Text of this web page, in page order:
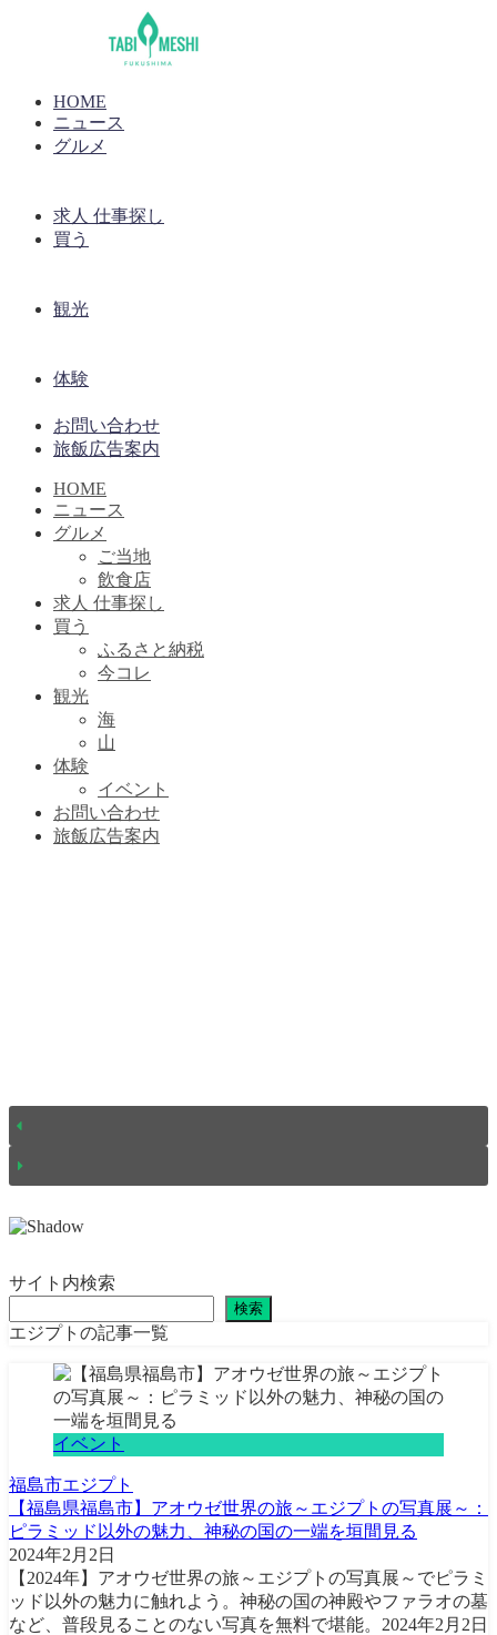
HOME
ニュース
グルメ
求人 仕事探し
買う
観光
体験
お問い合わせ
旅飯広告案内
HOME
ニュース
グルメ
ご当地
飲食店
求人 仕事探し
買う
ふるさと納税
今コレ
観光
海
山
体験
イベント
お問い合わせ
旅飯広告案内
サイト内検索
検索
エジプトの記事一覧
イベント
福島市エジプト
【福島県福島市】アオウゼ世界の旅～エジプトの写真展～：
ピラミッド以外の魅力、神秘の国の一端を垣間見る
2024年2月2日
【2024年】アオウゼ世界の旅～エジプトの写真展～でピラミ
ッド以外の魅力に触れよう。神秘の国の神殿やファラオの墓
など、普段見ることのない写真を無料で堪能。2024年2月2日